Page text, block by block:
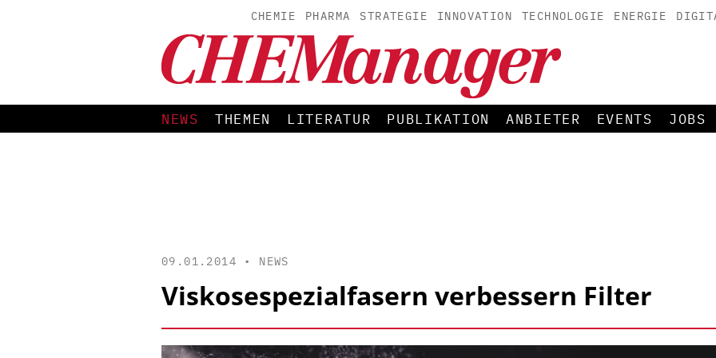
CHEMIE PHARMA STRATEGIE INNOVATION TECHNOLOGIE ENERGIE
NEWS THEMEN LITERATUR PUBLIKATION ANBIETER EVENTS JOBS
09.01.2014 • NEWS
Viskosespezialfasern verbessern Filter